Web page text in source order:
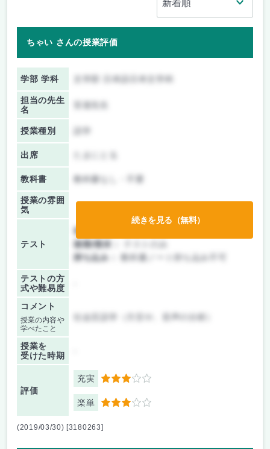
ちゃい さんの授業評価
学部 学科
担当の先生
名
授業種別
出席
教科書 教科書なし・不要
授業の雰囲
気
テスト
前期/中間：
後期/期末：
持ち込み：
教科書ノート持ち込み不可
テストの方
式や難易度
コメント
授業の内容や
学べたこと
社会言語学（方言や、音声の分析）
授業を
受けた時期
評価
充実 3
楽単 3
続きを見る（無料）
(2019/03/30) [3180263]